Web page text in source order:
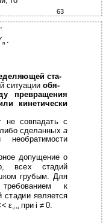
63
n
ста-
ситуации обя-
превращения
кинетически
совпадать с
сделанныхa
необратимости
допущение о
всех стадий
грубым. Для
к
стадии является
εi,i+1 при i ≠ 0.